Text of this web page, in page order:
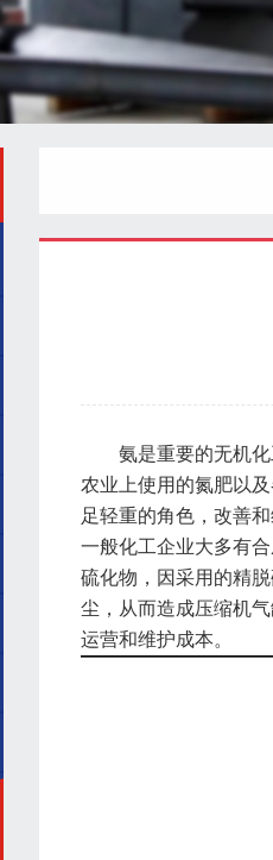
氨是重要的无机
农业上使用的氮肥以
足轻重的角色，改善
一般化工企业大多有
硫化物，因采用的精
尘，从而造成压缩机
运营和维护成本。